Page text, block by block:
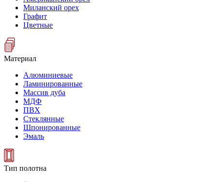
Миланский орех
Графит
Цветные
Материал
Алюминиевые
Ламинированные
Массив дуба
МДФ
ПВХ
Стеклянные
Шпонированные
Эмаль
Тип полотна